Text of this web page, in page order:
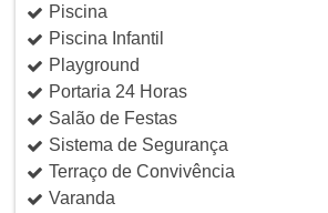
Piscina
Piscina Infantil
Playground
Portaria 24 Horas
Salão de Festas
Sistema de Segurança
Terraço de Convivência
Varanda